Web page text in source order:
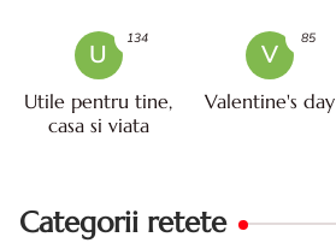
U
Utile pentru tine,
casa si viata
134
V
Valentine's day
85
Categorii retete